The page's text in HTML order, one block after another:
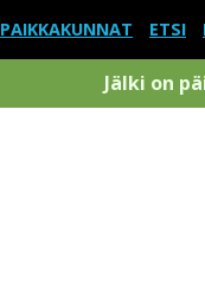
PAIKKAKUNNAT ETSI
Jälki on